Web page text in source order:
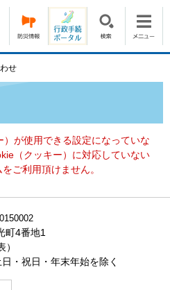
せ
が使用できる設定になっていな
（クッキー）に対応していない
ご利用頂けません。
4番地1
・祝日・年末年始を除く